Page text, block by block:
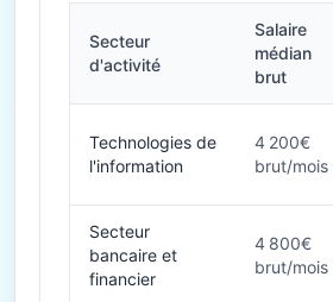
Secteur
d'activité
Salaire
médian
brut
Technologies de
l'information
4 200€
brut/mois
Secteur
bancaire et
financier
4 800€
brut/mois